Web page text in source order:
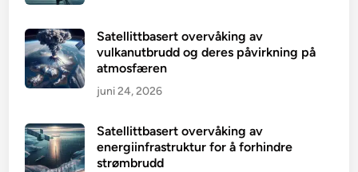
Satellittbasert overvåking av
vulkanutbrudd og deres påvirkning på
atmosfæren
juni 24, 2026
Satellittbasert overvåking av
energiinfrastruktur for å forhindre
strømbrudd